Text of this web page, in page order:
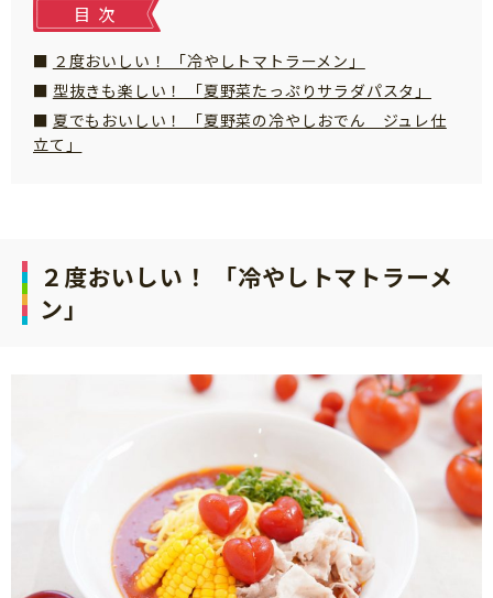
「こそだてまっぷ」とは
お問い合わせ
目次
２度おいしい！ 「冷やしトマトラーメン」
型抜きも楽しい！ 「夏野菜たっぷりサラダパスタ」
夏でもおいしい！ 「夏野菜の冷やしおでん ジュレ仕
立て」
２度おいしい！ 「冷やしトマトラーメ
ン」